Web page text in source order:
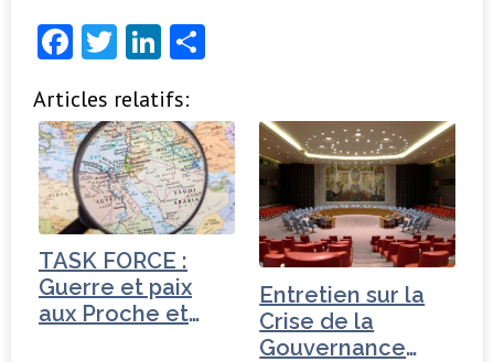
F
c
e
b
o
o
k
T
it
t
e
r
Li
k
e
dI
n
ta
g
e
r
Articles relatifs:
TASK FORCE :
Guerre et paix
aux Proche et
Entretien sur la
Crise de la
Gouvernance